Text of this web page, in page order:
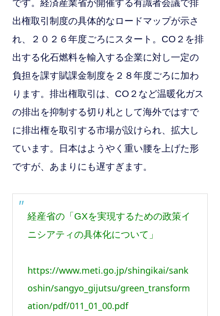
です。経済産業省が開催する有識者会議で排
出権取引制度の具体的なロードマップが示さ
れ、２０２６年度ごろにスタート。CO２を排
出する化石燃料を輸入する企業に対し一定の
負担を課す賦課金制度を２８年度ごろに加わ
ります。 排出権取引は、CO２など温暖化ガス
の排出を抑制する切り札として海外ではすで
に排出権を取引する市場が設けられ、拡大し
ています。日本はようやく重い腰を上げた形
ですが、あまりにも遅すぎます。
経産省の「GXを実現するための政策イ
ニシアティの具体化について」
https://www.meti.go.jp/shingikai/sank
oshin/sangyo_gijutsu/green_transform
ation/pdf/011_01_00.pdf